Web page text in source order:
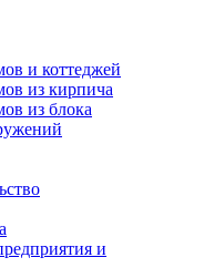
и коттеджей
из кирпича
из блока
и